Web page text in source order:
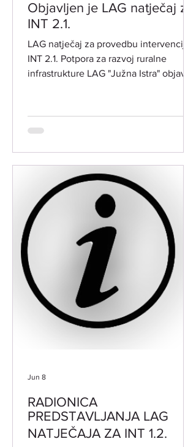
Objavljen je LAG natječaj za
INT 2.1.
LAG natječaj za provedbu intervencije
INT 2.1. Potpora za razvoj ruralne
infrastrukture LAG "Južna Istra" objavio
"Potpora za razvoj ruralne
infrastrukture" (ref. oznaka natječaja:
ulaganja u razvoj ruralne infrastrukture.
Ulaganja doprinose unaprjeđenju
kvalitete života stanovnika, razvoju
dostupne male infrastrukture i usluga,
jačanj
RADIONICA
PREDSTAVLJANJA LAG
NATJEČAJA ZA INT 1.2.
Jun 8